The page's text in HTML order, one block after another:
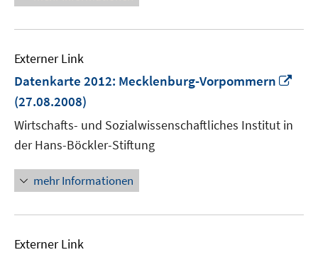
Externer Link
Datenkarte 2012: Mecklenburg-Vorpommern
(27.08.2008)
Wirtschafts- und Sozialwissenschaftliches Institut in
der Hans-Böckler-Stiftung
mehr Informationen
Externer Link